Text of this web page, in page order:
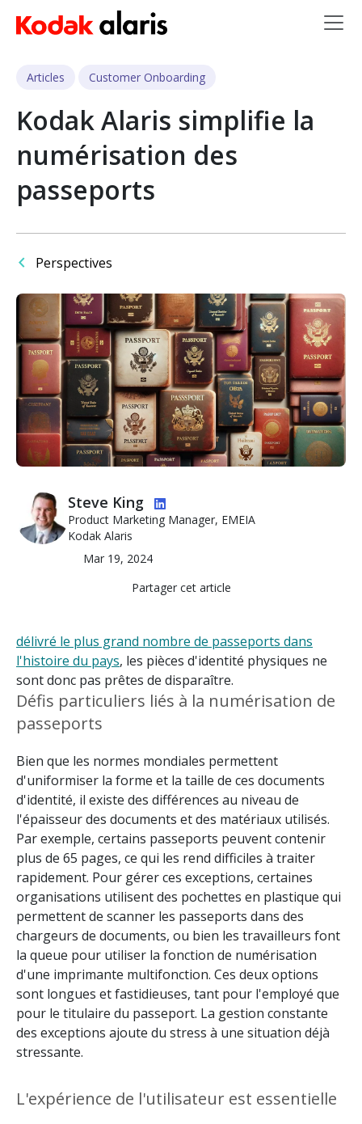
Skip to main content
Articles Customer Onboarding
Kodak Alaris simplifie la
numérisation des
passeports
Perspectives
Image
Image Steve King
Product Marketing Manager, EMEIA
Kodak Alaris
Mar 19, 2024
Partager cet article
délivré le plus grand nombre de passeports dans
l'histoire du pays, les pièces d'identité physiques ne
sont donc pas prêtes de disparaître.
Défis particuliers liés à la numérisation de
passeports
Bien que les normes mondiales permettent
d'uniformiser la forme et la taille de ces documents
d'identité, il existe des différences au niveau de
l'épaisseur des documents et des matériaux utilisés.
Par exemple, certains passeports peuvent contenir
plus de 65 pages, ce qui les rend difficiles à traiter
rapidement. Pour gérer ces exceptions, certaines
organisations utilisent des pochettes en plastique qui
permettent de scanner les passeports dans des
chargeurs de documents, ou bien les travailleurs font
la queue pour utiliser la fonction de numérisation
d'une imprimante multifonction. Ces deux options
sont longues et fastidieuses, tant pour l'employé que
pour le titulaire du passeport. La gestion constante
des exceptions ajoute du stress à une situation déjà
stressante.
L'expérience de l'utilisateur est essentielle